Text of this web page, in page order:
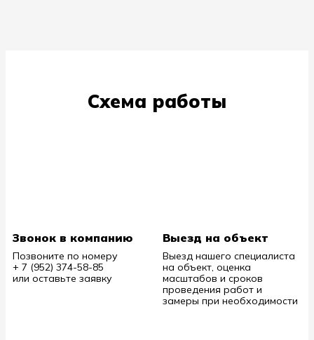
Схема работы
Звонок в компанию
Позвоните по номеру
+ 7 (952) 374-58-85
или оставьте заявку
Выезд на объект
Выезд нашего специалиста
на объект, оценка
масштабов и сроков
проведения работ и
замеры при необходимости